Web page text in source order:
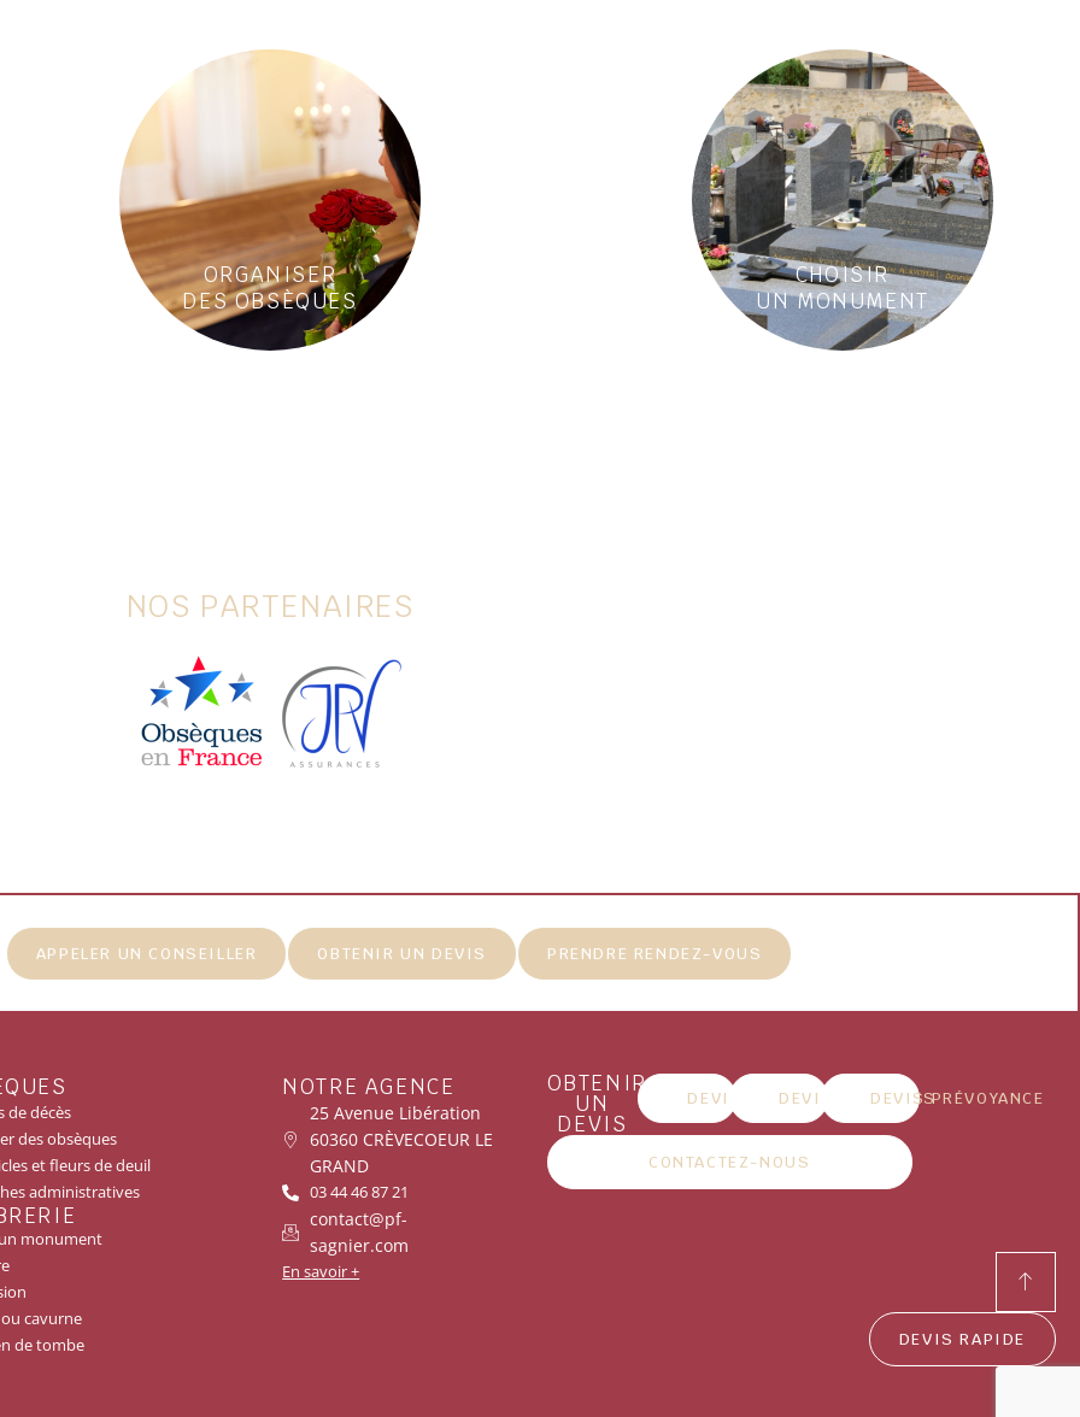
ORGANISER
DES OBSÈQUES
CHOISIR
UN MONUMENT
NOS PARTENAIRES
APPELER UN CONSEILLER OBTENIR UN DEVIS PRENDRE RENDEZ-VOUS
de décès
des obsèques
et fleurs de deuil
administratives
monument
cavurne
de tombe
NOTRE AGENCE
25 Avenue Libération
60360 CRÈVECOEUR LE
GRAND
03 44 46 87 21
contact@pf-
sagnier.com
En savoir +
OBTENIR
UN
DEVIS
DEVIS MARBRERIEDEVIS OBSÈQUESDEVIS PRÉVOYANCE
DEVIS RAPIDE
CONTACTEZ-NOUS